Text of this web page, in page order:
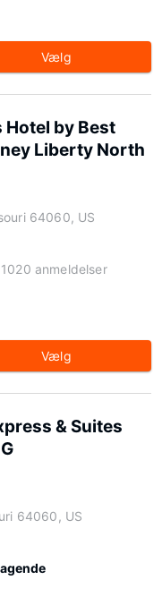
Vælg
Hotel by Best
Liberty North
64060, US
1020 anmeldelser
Vælg
& Suites
64060, US